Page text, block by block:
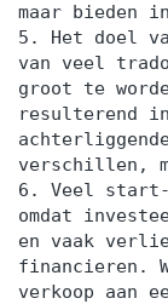
maar bieden
5. Het doel
van veel
groot te
resulterend
verschillen,
6. Veel start-
omdat
en vaak
financieren.
verkoop aan